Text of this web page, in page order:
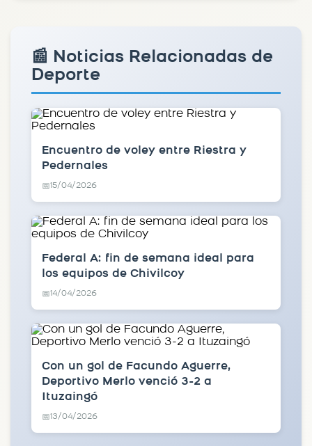
📰 Noticias Relacionadas de
Deporte
Encuentro de voley entre Riestra y
Pedernales
📅15/04/2026
Federal A: fin de semana ideal para
los equipos de Chivilcoy
📅14/04/2026
Con un gol de Facundo Aguerre,
Deportivo Merlo venció 3-2 a
Ituzaingó
📅13/04/2026